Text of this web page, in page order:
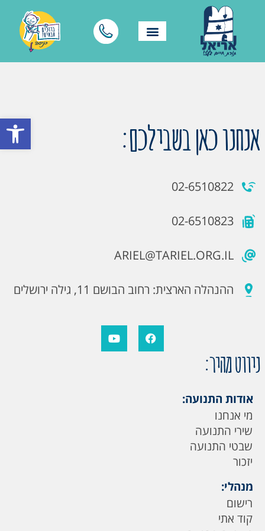
פתח אנחנו כאן בשבילכם:
02-6510822
02-6510823
ARIEL@TARIEL.ORG.IL
ההנהלה הארצית: רחוב הבושם 11, גילה ירושלים
ניווט מהיר:
אודות התנועה:
מי אנחנו
שירי התנועה
שבטי התנועה
יזכור
מנהלי:
רישום
קוד אתי